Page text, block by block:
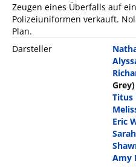
Zeugen eines Überfalls auf
Polizeiuniformen verkauft.
Plan.
Darsteller
Grey)
Titus
Eric
Amy